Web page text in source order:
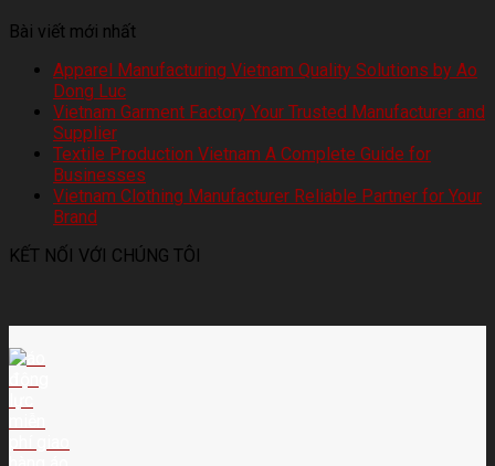
Bài viết mới nhất
Apparel Manufacturing Vietnam Quality Solutions by Ao
Dong Luc
Vietnam Garment Factory Your Trusted Manufacturer and
Supplier
Textile Production Vietnam A Complete Guide for
Businesses
Vietnam Clothing Manufacturer Reliable Partner for Your
Brand
KẾT NỐI VỚI CHÚNG TÔI